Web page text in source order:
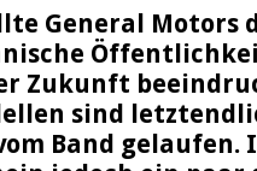
General Motors
Zukunft
sind
Band gelaufen.